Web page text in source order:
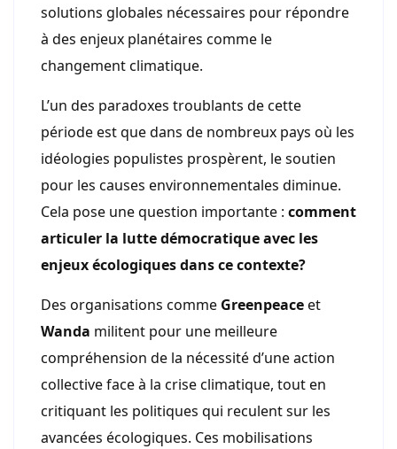
solutions globales nécessaires pour répondre
à des enjeux planétaires comme le
changement climatique.
L’un des paradoxes troublants de cette
période est que dans de nombreux pays où les
idéologies populistes prospèrent, le soutien
pour les causes environnementales diminue.
Cela pose une question importante : comment
articuler la lutte démocratique avec les
enjeux écologiques dans ce contexte?
Des organisations comme Greenpeaceet
Wanda militent pour une meilleure
compréhension de la nécessité d’une action
collective face à la crise climatique, tout en
critiquant les politiques qui reculent sur les
avancées écologiques. Ces mobilisations